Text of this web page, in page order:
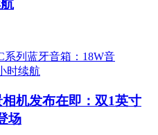
机发布在即：双1英寸
场